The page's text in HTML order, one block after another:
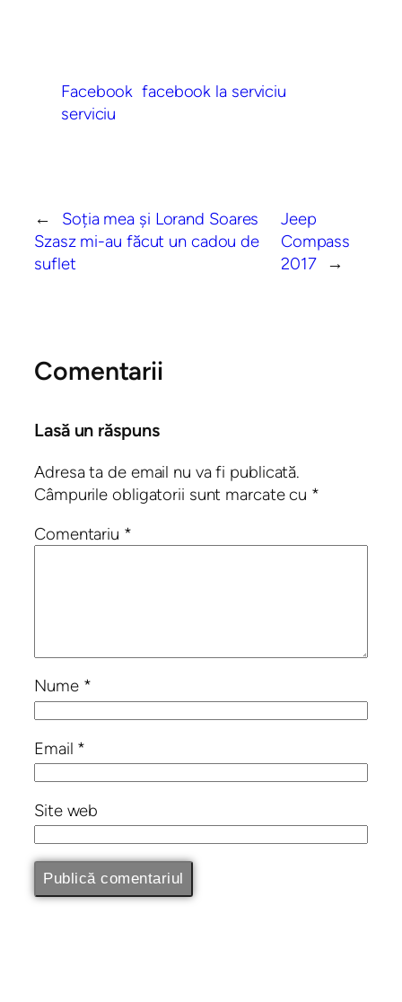
Facebook facebook la serviciu
serviciu
←
Soția mea și Lorand Soares
Szasz mi-au făcut un cadou de
suflet
Jeep
Compass
2017
→
Comentarii
Lasă un răspuns
Adresa ta de email nu va fi publicată.
Câmpurile obligatorii sunt marcate cu *
Comentariu *
Nume *
Email *
Site web